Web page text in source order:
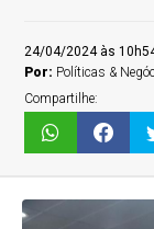
24/04/2024 às
Por: Políticas &
Compartilhe: